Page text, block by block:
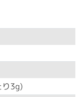
り3g)